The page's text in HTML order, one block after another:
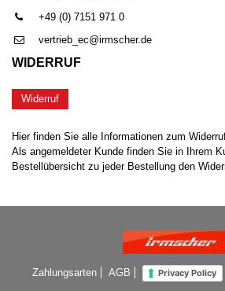
+49 (0) 7151 971 0
vertrieb_ec@irmscher.de
WIDERRUF
Widerruf
Hier finden Sie alle Informationen zum
Als angemeldeter Kunde finden Sie in Ihrem
Bestellübersicht zu jeder Bestellung den
Zahlungsarten AGB Privacy Policy